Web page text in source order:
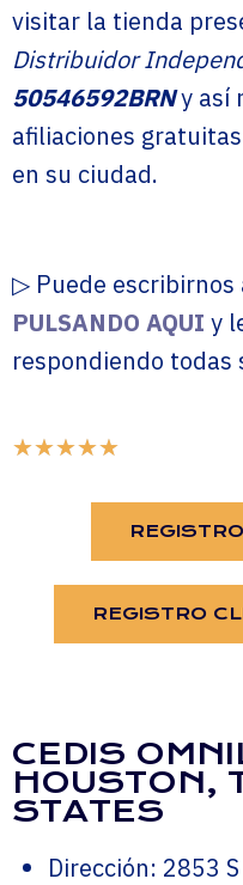
visitar la tienda
Distribuidor
50546592BRNy así
afiliaciones
en su ciudad.
▷ Puede
PULSANDO AQUI y
respondiendo todas
★★★★★
REGISTRO
CEDIS
HOUSTON,
STATES
Dirección: 2853